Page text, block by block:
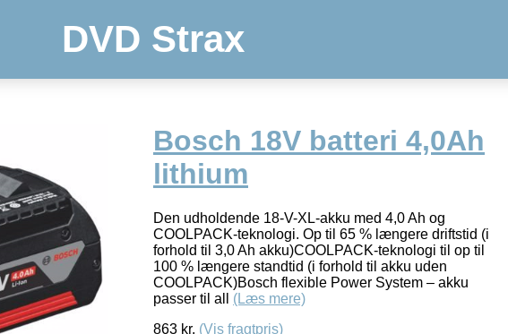
DVD Strax
Bosch 18V batteri 4,0Ah
lithium
Den udholdende 18-V-XL-akku med 4,0 Ah og
COOLPACK-teknologi. Op til 65 % længere driftstid (i
forhold til 3,0 Ah akku)COOLPACK-teknologi til op til
100 % længere standtid (i forhold til akku uden
COOLPACK)Bosch flexible Power System – akku
passer til all (Læs mere)
863 kr. (Vis fragtpris)